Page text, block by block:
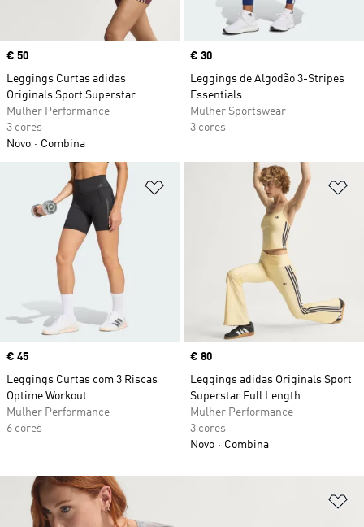
Price
€ 50
Leggings Curtas adidas
Originals Sport Superstar
Mulher Performance
3 cores
Novo
Combina
Price
€ 30
Leggings de Algodão 3-Stripes
Essentials
Mulher Sportswear
3 cores
Adicionar à Lista de Desejos
Price
€ 45
Leggings Curtas com 3 Riscas
Optime Workout
Mulher Performance
6 cores
Price
€ 80
Leggings adidas Originals Sport
Superstar Full Length
Mulher Performance
3 cores
Novo
Combina